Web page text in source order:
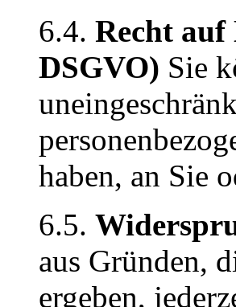
6.4. Recht
DSGVO) Sie
haben, an Sie
6.5.
aus Gründen,
ergeben,